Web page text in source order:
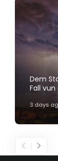
Dem
Fall
3 days